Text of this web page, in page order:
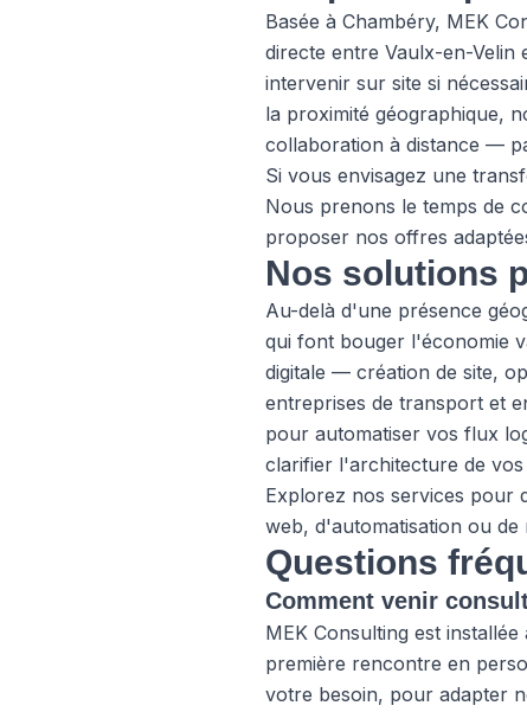
Basée à Chambéry, MEK
directe entre Vaulx-en-Velin
intervenir sur site si
la proximité géographique,
collaboration à distance —
Si vous envisagez une
Nous prenons le temps de
proposer nos offres
Nos solutions
Au-delà d'une présence
qui font bouger l'économie
digitale — création de site,
entreprises de transport et
pour automatiser vos flux
clarifier l'architecture de vos
Explorez nos services pour
web, d'automatisation ou
Questions
Comment venir
MEK Consulting est
première rencontre en
votre besoin, pour adapter